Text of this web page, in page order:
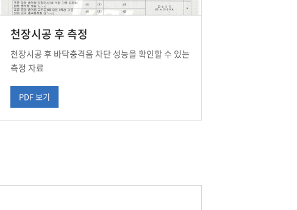
천장시공 후 측정
천장시공 후 바닥충격음 차단 성능을 확인할 수 있는
측정 자료
PDF 보기